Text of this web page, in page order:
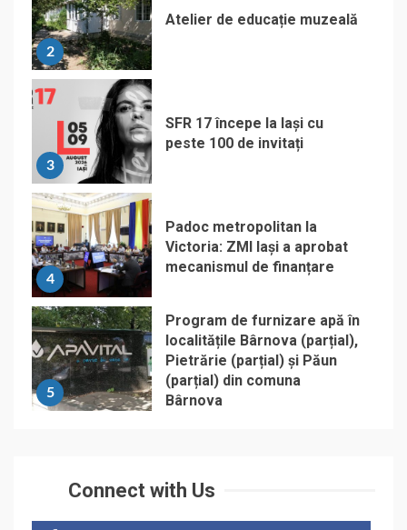
2
Atelier de educație muzeală
3
SFR 17 începe la Iași cu
peste 100 de invitați
4
Padoc metropolitan la
Victoria: ZMI Iași a aprobat
mecanismul de finanțare
5
Program de furnizare apă în
localitățile Bârnova (parțial),
Pietrărie (parțial) și Păun
(parțial) din comuna
Bârnova
Connect with Us